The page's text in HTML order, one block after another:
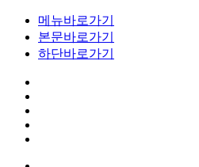
메뉴바로가기
본문바로가기
하단바로가기